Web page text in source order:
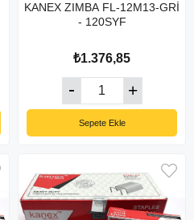
KANEX ZIMBA FL-12M13-GRİ
- 120SYF
₺1.376,85
Sepete Ekle